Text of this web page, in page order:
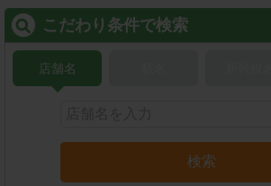
こだわり条件で検索
店舗名
検索